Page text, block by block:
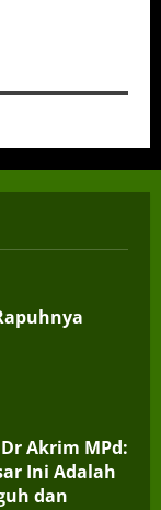
Akrim MPd:
Ini Adalah
dan